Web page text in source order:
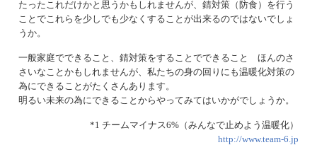
たったこれだけかと思うかもしれませんが、錆対策（防食）を行う
ことでこれらを少しでも少なくすることが出来るのではないでしょ
うか。
一般家庭でできること、錆対策をすることでできること ほんのさ
さいなことかもしれませんが、私たちの身の回りにも温暖化対策の
為にできることがたくさんあります。
明るい未来の為にできることからやってみてはいかがでしょうか。
*1 チームマイナス6%（みんなで止めよう温暖化）
http://www.team-6.jp